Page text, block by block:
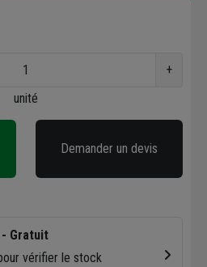
+
unité
Demander un devis
Gratuit
vérifier le stock